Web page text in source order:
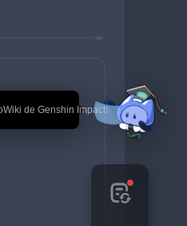
de Genshin Impact!